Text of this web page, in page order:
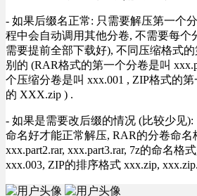
- 如果后缀名正常: 只需要解压第一个
程中会自动调用其他分卷, 不需要每个
需要提前全部下载好), 不同压缩格式
别的 (RAR格式的第一个分卷是叫
个压缩分卷是叫 xxx.001 , ZIP格式的
的 XXX.zip ) .
- 如果是需要改后缀的情况 (比较少见
命名好才能正常解压, RAR的分卷命名
xxx.part2.rar, xxx.part3.rar, 7z的命名格
xxx.003, ZIP的排序格式 xxx.zip,